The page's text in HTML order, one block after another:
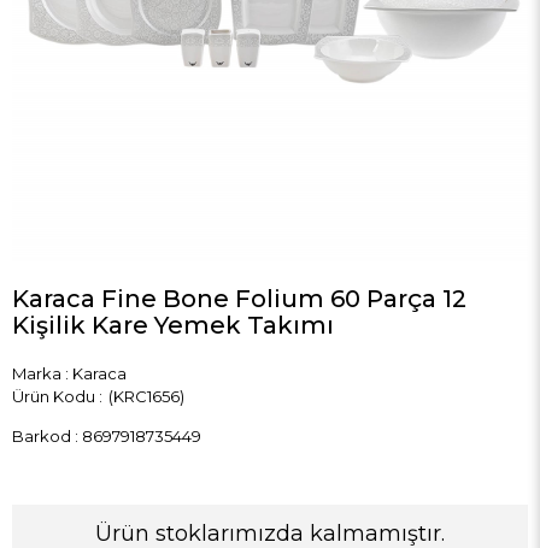
Karaca Fine Bone Folium 60 Parça 12
Kişilik Kare Yemek Takımı
Marka : Karaca
(KRC1656)
Barkod : 8697918735449
Ürün stoklarımızda kalmamıştır.